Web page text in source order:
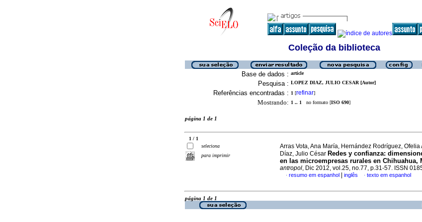
Coleção da biblioteca
Base de dados : article
Pesquisa : LOPEZ DIAZ, JULIO CESAR [Autor]
Referências encontradas : 1 [refinar]
Mostrando: 1 .. 1 no formato [ISO 690]
página 1 de 1
1 / 1
seleciona
para imprimir
Arras Vota, Ana María, Hernández Rodríguez,
Díaz, Julio César Redes y confianza:
en las microempresas rurales en Chihuahua,
antropol, Dic 2012, vol.25, no.77, p.31-57. ISSN
· resumo em espanhol inglês · texto em espanhol
página 1 de 1